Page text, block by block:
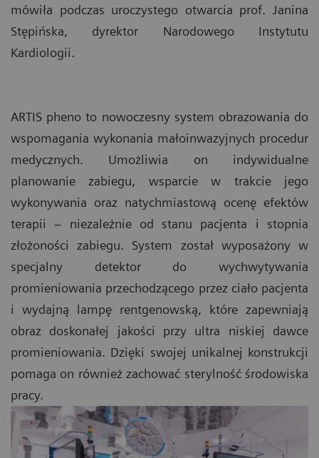
mówiła podczas uroczystego otwarcia prof. Janina
Stępińska, dyrektor Narodowego Instytutu
Kardiologii.
ARTIS pheno to nowoczesny system obrazowania do
wspomagania wykonania małoinwazyjnych procedur
medycznych. Umożliwia on indywidualne
planowanie zabiegu, wsparcie w trakcie jego
wykonywania oraz natychmiastową ocenę efektów
terapii – niezależnie od stanu pacjenta i stopnia
złożoności zabiegu. System został wyposażony w
specjalny detektor do wychwytywania
promieniowania przechodzącego przez ciało pacjenta
i wydajną lampę rentgenowską, które zapewniają
obraz doskonałej jakości przy ultra niskiej dawce
promieniowania. Dzięki swojej unikalnej konstrukcji
pomaga on również zachować sterylność środowiska
pracy.